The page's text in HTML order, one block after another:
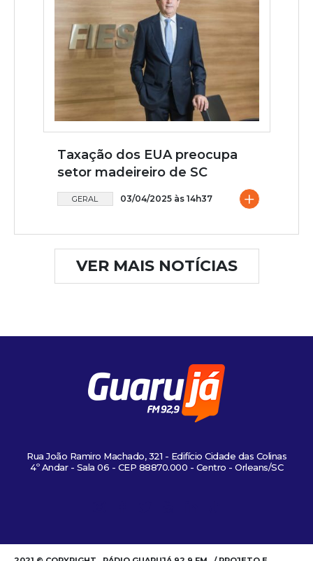
Taxação dos EUA preocupa
setor madeireiro de SC
GERAL 03/04/2025 às 14h37 +
VER MAIS NOTÍCIAS
Rua João Ramiro Machado, 321 - Edifício Cidade das Colinas
4º Andar - Sala 06 - CEP 88870.000 - Centro - Orleans/SC